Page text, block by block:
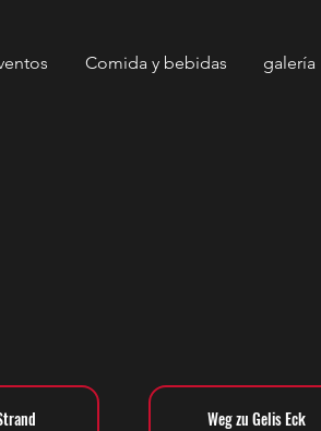
Comida y bebidas galería
Weg zu Gelis Eck